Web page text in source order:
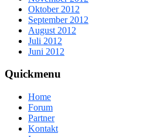
Oktober 2012
September 2012
August 2012
Juli 2012
Juni 2012
Quickmenu
Home
Forum
Partner
Kontakt